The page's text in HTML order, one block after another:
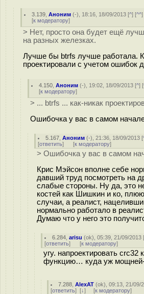
3.139 ,Аноним (-), 18:16, 18/09/2013 [^] [^^]
[к модератору]
> Нет, просто она будет ещё
на разных железках.
Лучше бы btrfs лучше работала.
проектировали с учетом ошибок
4.150 ,Аноним (-), 19:02, 18/09/2013 [^] [
[к модератору]
> ... btrfs ... как-никак
Ошибочка у вас в самом
5.167 ,Аноним (-), 21:36, 18/09/2013 [
[ответить] [к модератору]
> Ошибочка у вас в самом
Крис Мэйсон вполне себе
давший труд посмотреть на
слабые стороны. Ну да, это
костей как Шишкин и ко,
случаи, а реалист,
нормально работало в
Думаю что у него это
6.284 ,arisu (ok), 05:39, 21/09/2013
[ответить] [к модератору]
угу. напроектировать crc32
функцию… куда уж
7.288 ,AlexAT (ok), 09:13, 21/09/
[ответить] [↓] [к модератору]